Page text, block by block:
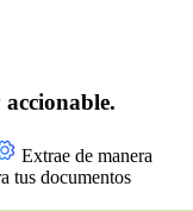
Extrae de manera
tus documentos